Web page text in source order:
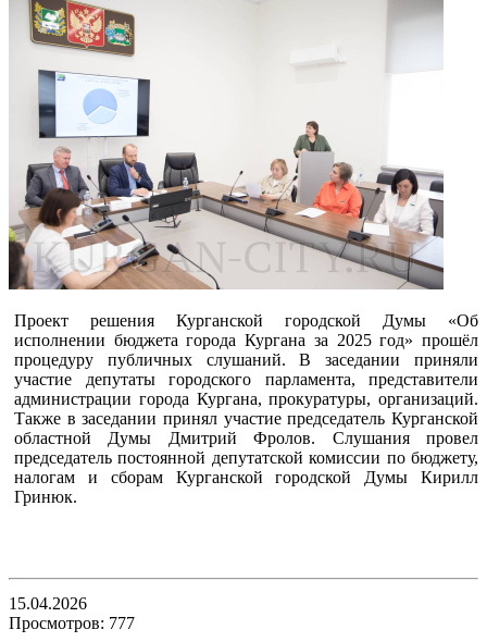
Проект решения Курганской городской Думы «Об
исполнении бюджета города Кургана за 2025 год» прошёл
процедуру публичных слушаний. В заседании приняли
участие депутаты городского парламента, представители
администрации города Кургана, прокуратуры, организаций.
Также в заседании принял участие председатель Курганской
областной Думы Дмитрий Фролов. Слушания провел
председатель постоянной депутатской комиссии по бюджету,
налогам и сборам Курганской городской Думы Кирилл
Гринюк.
15.04.2026
Просмотров: 777